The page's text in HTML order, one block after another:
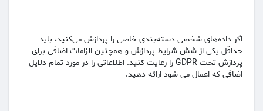
اگر داده‌های شخصی دسته‌بندی خاصی را پردازش می‌کنید، باید
حداقل یکی از شش شرایط پردازش و همچنین الزامات اضافی برای
پردازش تحت GDPR را رعایت کنید. اطلاعاتی را در مورد تمام دلایل
اضافی که اعمال می شود ارائه دهید.